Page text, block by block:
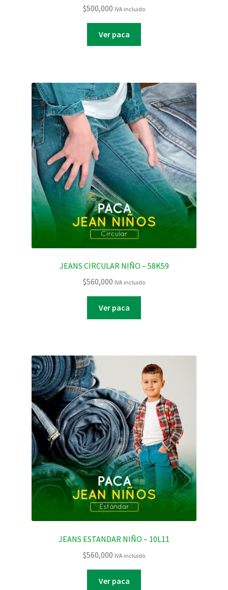
$500,000 IVA incluido
Ver paca
JEANS CIRCULAR NIÑO – 58K59
$560,000 IVA incluido
Ver paca
JEANS ESTANDAR NIÑO – 10L11
$560,000 IVA incluido
Ver paca